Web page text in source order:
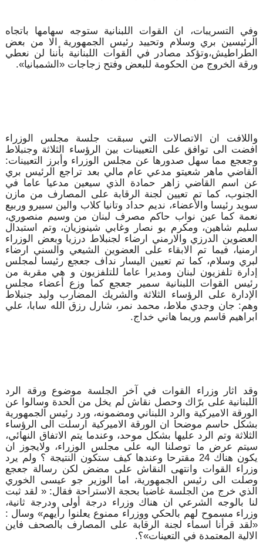
وفي التسريبات، ان القوات اللبنانية ستوجه سهامها باتجاه
الرئيسين بري وسلام وتحييد رئيس الجمهورية الا من بعض
الطراطيش،وتؤكد مصادر في القوات اللبنانية بأننا لن نعطي
ورقة الخروج من الحكومة للبعض وفتح زجاجات «الشمبانيا».
واللافت ان الاتصالات التي سبقت جلسة مجلس الوزراء
افضت الى توافق على التعيينات بين الرؤساء الثلاثة وجنبلاط
وجعجع مما سهل صدورها عن مجلس الوزراء وأبرز التعيينات:
القاضي ماهر شعيتو مدعي عام مالي بعد تراجع الرئيس بري
عن اسم القاضي زاهر حمادة الذي سيعين مدعيا عاما في
الجنوب، كما تم تعيين لجنة الرقابة على المصارف من مازن
سويد رئيسا والأعضاء، نديم حداد وتانيا كلاب والين سبيرو وربيع
نعمة كما عين نواب حاكم مصرف لبنان من وسيم منصوري،
سليم شاهين، ومكرم بو نصار وغابي شينوزيان، وتم استبدال
العضوين الدرزي والارمني ارضاء لجنبلاط درزيا وبعض الوزراء
ارمنيا، فيما تم الابقاء على العضوين الشيعي والسني ارضاء
لبري وسلام، كما تم تعيين اليسار نداف جعجع رئيسا لمجلس
إدارة تلفزيون لبنان ومديرا عاما للتلفزيون و هي مقربة من
رئيس القوات اللبنانية سمير جعجع كما وزع أعضاء مجلس
الإدارة على الرؤساء الثلاثة والشريك المضارب وليد جنبلاط
وهم: جان وجدي ملاط، محمد نمر، شارل رزق الله سابا، علي
ابراهيم قاسم وريما هاني خداج.
وقد اثار وزراء القوات في آخر الجلسة موضوع ورقة الرد
اللبنانية على برّاك وحصل نقاش لم يخل من الحدة وسالوا عن
الورقة الاميركية والرد اللبناني ومضمونه، ورد رئيس الجمهورية
بشكل حاسم موضحا ان الورقة الاميركية ارسلت الى الرؤساء
الثلاثة وتم الرد عليها بشكل موحد، وعندما يتم الاتفاق النهائي،
سيتم عرض ما توصلنا اليه على مجلس الوزراء، ولايجوز ان
يكون هناك 24 مقترحا وعندها كيف ستكون النتيجة ؟ ولم يرد
وزراء القوات وانتهى النقاش على مضض لكن رسالة جعجع
وصلت الى رئيس الجمهورية، اما الوزير جو عيسى الخوري
الذي خرج من الجلسة غاضبا بحجة الاستراحة فقال: « لقد ثبت
لنا بالوجه الشرعي ان هناك وزراء درجة أولى ودرجة ثانية،
وزراء مسموح لهم بالحكي ووزراء ممنوع يعلنوا رأيهم» وسال :
«لقد قرأنا اسماء لجنة الرقابة على المصارف بالصحف فاين
الالية المعتمدة في التعينات»؟.